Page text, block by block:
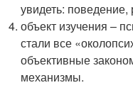
увидеть: поведение,
объект изучения –
стали все
объективные
механизмы.